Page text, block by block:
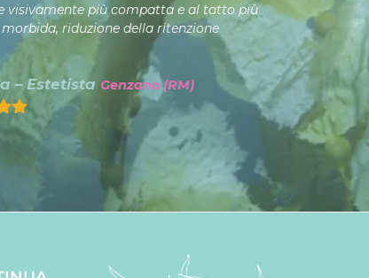
visivamente più compatta e al tatto più
riduzione della ritenzione
– Estetista Genzano (RM)